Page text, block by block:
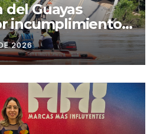
Guayas
incumplimiento
a la
CONORTE y
en
del puente
Cornejo, en
2026